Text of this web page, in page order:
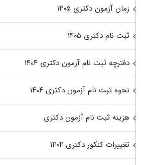
زمان آزمون دکتری ۱۴۰۵
ثبت نام دکتری ۱۴۰۵
دفترچه ثبت نام آزمون دکتری ۱۴۰۴
نحوه ثبت نام آزمون دکتری ۱۴۰۴
هزینه ثبت نام آزمون دکتری
تغییرات کنکور دکتری ۱۴۰۴